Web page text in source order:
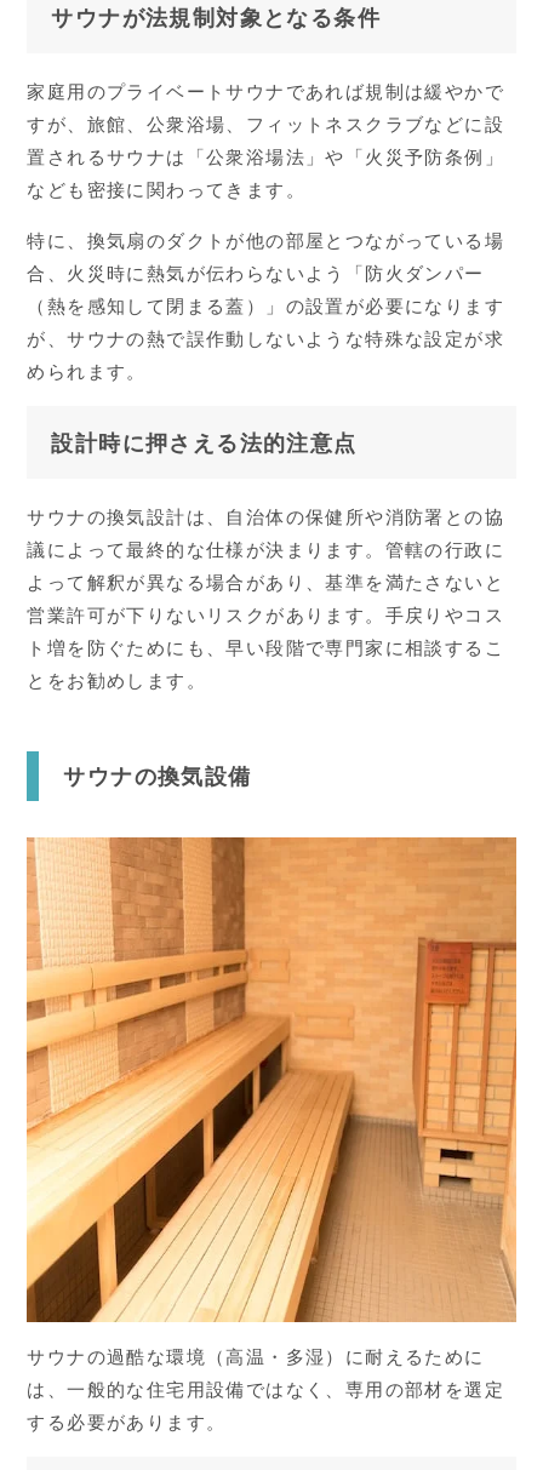
サウナが法規制対象となる条件
家庭用のプライベートサウナであれば規制は緩やかで
すが、旅館、公衆浴場、フィットネスクラブなどに設
置されるサウナは「公衆浴場法」や「火災予防条例」
なども密接に関わってきます。
特に、換気扇のダクトが他の部屋とつながっている場
合、火災時に熱気が伝わらないよう「防火ダンパー
（熱を感知して閉まる蓋）」の設置が必要になります
が、サウナの熱で誤作動しないような特殊な設定が求
められます。
設計時に押さえる法的注意点
サウナの換気設計は、自治体の保健所や消防署との協
議によって最終的な仕様が決まります。管轄の行政に
よって解釈が異なる場合があり、基準を満たさないと
営業許可が下りないリスクがあります。手戻りやコス
ト増を防ぐためにも、早い段階で専門家に相談するこ
とをお勧めします。
サウナの換気設備
サウナの過酷な環境（高温・多湿）に耐えるために
は、一般的な住宅用設備ではなく、専用の部材を選定
する必要があります。